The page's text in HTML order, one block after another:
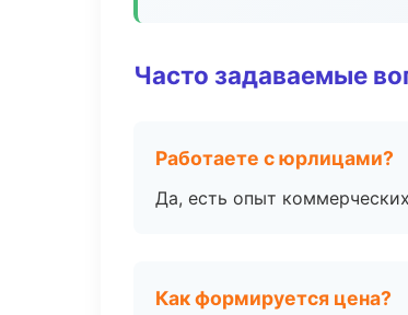
Часто задаваемые
Работаете с юрлицами?
Да, есть опыт
Как формируется цена?